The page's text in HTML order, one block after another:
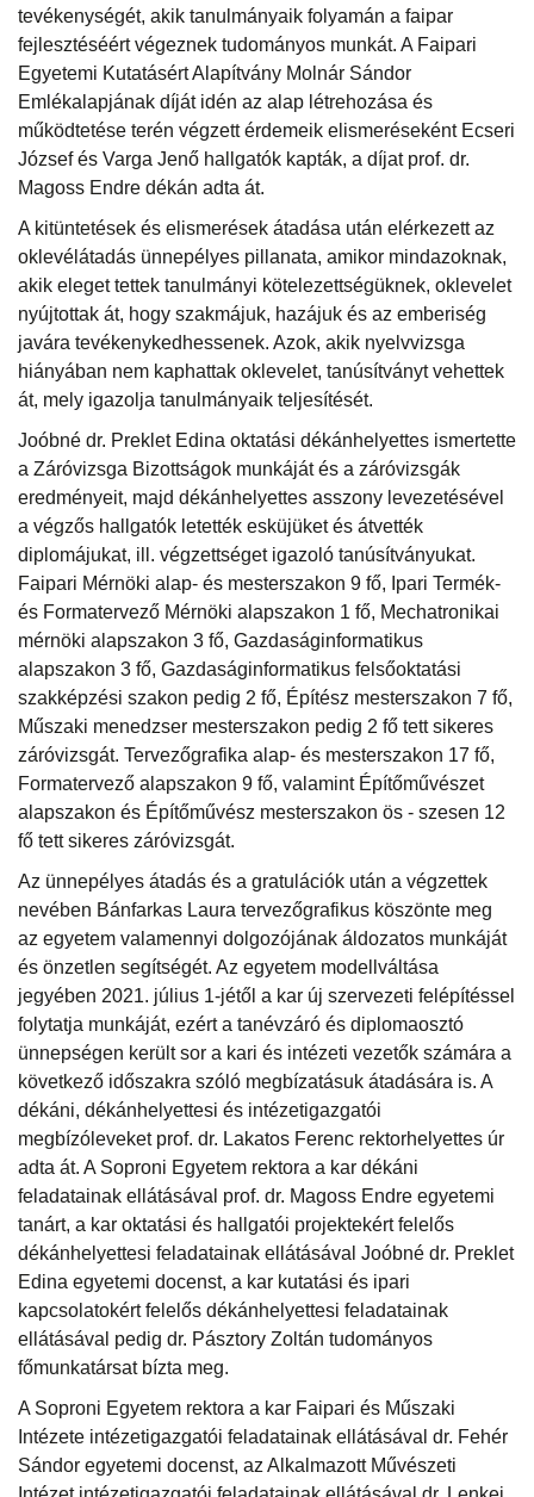
tevékenységét, akik tanulmányaik folyamán a faipar
fejlesztéséért végeznek tudományos munkát. A Faipari
Egyetemi Kutatásért Alapítvány Molnár Sándor
Emlékalapjának díját idén az alap létrehozása és
működtetése terén végzett érdemeik elismeréseként Ecseri
József és Varga Jenő hallgatók kapták, a díjat prof. dr.
Magoss Endre dékán adta át.
A kitüntetések és elismerések átadása után elérkezett az
oklevélátadás ünnepélyes pillanata, amikor mindazoknak,
akik eleget tettek tanulmányi kötelezettségüknek, oklevelet
nyújtottak át, hogy szakmájuk, hazájuk és az emberiség
javára tevékenykedhessenek. Azok, akik nyelvvizsga
hiányában nem kaphattak oklevelet, tanúsítványt vehettek
át, mely igazolja tanulmányaik teljesítését.
Joóbné dr. Preklet Edina oktatási dékánhelyettes ismertette
a Záróvizsga Bizottságok munkáját és a záróvizsgák
eredményeit, majd dékánhelyettes asszony levezetésével
a végzős hallgatók letették esküjüket és átvették
diplomájukat, ill. végzettséget igazoló tanúsítványukat.
Faipari Mérnöki alap- és mesterszakon 9 fő, Ipari Termék-
és Formatervező Mérnöki alapszakon 1 fő, Mechatronikai
mérnöki alapszakon 3 fő, Gazdaságinformatikus
alapszakon 3 fő, Gazdaságinformatikus felsőoktatási
szakképzési szakon pedig 2 fő, Építész mesterszakon 7 fő,
Műszaki menedzser mesterszakon pedig 2 fő tett sikeres
záróvizsgát. Tervezőgrafika alap- és mesterszakon 17 fő,
Formatervező alapszakon 9 fő, valamint Építőművészet
alapszakon és Építőművész mesterszakon ös - szesen 12
fő tett sikeres záróvizsgát.
Az ünnepélyes átadás és a gratulációk után a végzettek
nevében Bánfarkas Laura tervezőgrafikus köszönte meg
az egyetem valamennyi dolgozójának áldozatos munkáját
és önzetlen segítségét. Az egyetem modellváltása
jegyében 2021. július 1-jétől a kar új szervezeti felépítéssel
folytatja munkáját, ezért a tanévzáró és diplomaosztó
ünnepségen került sor a kari és intézeti vezetők számára a
következő időszakra szóló megbízatásuk átadására is. A
dékáni, dékánhelyettesi és intézetigazgatói
megbízóleveket prof. dr. Lakatos Ferenc rektorhelyettes úr
adta át. A Soproni Egyetem rektora a kar dékáni
feladatainak ellátásával prof. dr. Magoss Endre egyetemi
tanárt, a kar oktatási és hallgatói projektekért felelős
dékánhelyettesi feladatainak ellátásával Joóbné dr. Preklet
Edina egyetemi docenst, a kar kutatási és ipari
kapcsolatokért felelős dékánhelyettesi feladatainak
ellátásával pedig dr. Pásztory Zoltán tudományos
főmunkatársat bízta meg.
A Soproni Egyetem rektora a kar Faipari és Műszaki
Intézete intézetigazgatói feladatainak ellátásával dr. Fehér
Sándor egyetemi docenst, az Alkalmazott Művészeti